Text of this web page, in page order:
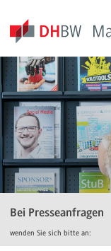
Bei Presseanfragen
wenden Sie sich bitte an: